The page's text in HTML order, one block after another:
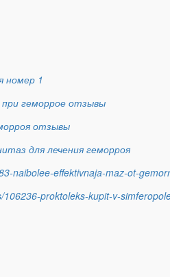
номер 1
геморрое отзывы
отзывы
для лечения геморроя
naibolee-effektivnaja-maz-ot-
proktoleks-kupit-v-